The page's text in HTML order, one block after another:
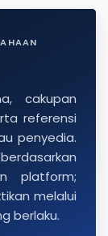
cakupan
referensi
penyedia.
platform;
melalui
berlaku.